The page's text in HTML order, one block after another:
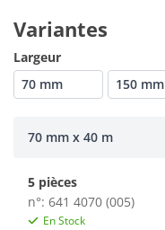
Variantes
Largeur
70 mm
150 mm
70 mm x 40 m
5 pièces
n°: 641 4070 (005)
En Stock